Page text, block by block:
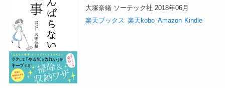
大塚奈緒 ソーテック社 2018年06月
楽天ブックス 楽天kobo Amazon Kindle